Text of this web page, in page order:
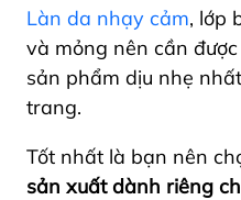
Làn da nhạy cảm, lớp
và mỏng nên cần
sản phẩm dịu nhẹ
trang.
Tốt nhất là bạn nên
sản xuất dành riêng